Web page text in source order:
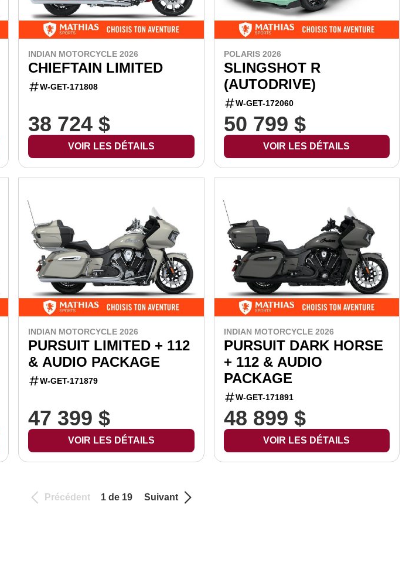
INDIAN MOTORCYCLE 2026
CHIEFTAIN LIMITED
W-GET-171808
38 724 $
VOIR LES DÉTAILS
POLARIS 2026
SLINGSHOT R
(AUTODRIVE)
W-GET-172060
50 799 $
VOIR LES DÉTAILS
INDIAN MOTORCYCLE 2026
PURSUIT LIMITED + 112
& AUDIO PACKAGE
W-GET-171879
47 399 $
VOIR LES DÉTAILS
INDIAN MOTORCYCLE 2026
PURSUIT DARK HORSE
+ 112 & AUDIO
PACKAGE
W-GET-171891
48 899 $
VOIR LES DÉTAILS
Précédent 1 de 19 Suivant